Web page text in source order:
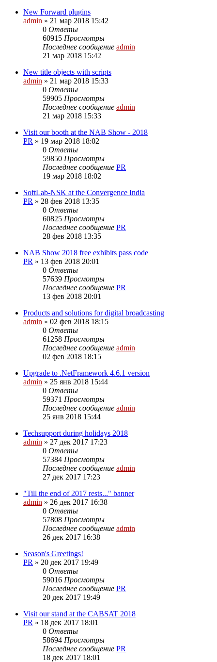
New Forward plugins
admin » 21 мар 2018 15:42
0 Ответы
60915 Просмотры
Последнее сообщение admin
21 мар 2018 15:42
New title objects with scripts
admin » 21 мар 2018 15:33
0 Ответы
59905 Просмотры
Последнее сообщение admin
21 мар 2018 15:33
Visit our booth at the NAB Show - 2018
PR » 19 мар 2018 18:02
0 Ответы
59850 Просмотры
Последнее сообщение PR
19 мар 2018 18:02
SoftLab-NSK at the Convergence India
PR » 28 фев 2018 13:35
0 Ответы
60825 Просмотры
Последнее сообщение PR
28 фев 2018 13:35
NAB Show 2018 free exhibits pass code
PR » 13 фев 2018 20:01
0 Ответы
57639 Просмотры
Последнее сообщение PR
13 фев 2018 20:01
Products and solutions for digital broadcasting
admin » 02 фев 2018 18:15
0 Ответы
61258 Просмотры
Последнее сообщение admin
02 фев 2018 18:15
Upgrade to .NetFramework 4.6.1 version
admin » 25 янв 2018 15:44
0 Ответы
59371 Просмотры
Последнее сообщение admin
25 янв 2018 15:44
Techsupport during holidays 2018
admin » 27 дек 2017 17:23
0 Ответы
57384 Просмотры
Последнее сообщение admin
27 дек 2017 17:23
"Till the end of 2017 rests..." banner
admin » 26 дек 2017 16:38
0 Ответы
57808 Просмотры
Последнее сообщение admin
26 дек 2017 16:38
Season's Greetings!
PR » 20 дек 2017 19:49
0 Ответы
59016 Просмотры
Последнее сообщение PR
20 дек 2017 19:49
Visit our stand at the CABSAT 2018
PR » 18 дек 2017 18:01
0 Ответы
58694 Просмотры
Последнее сообщение PR
18 дек 2017 18:01